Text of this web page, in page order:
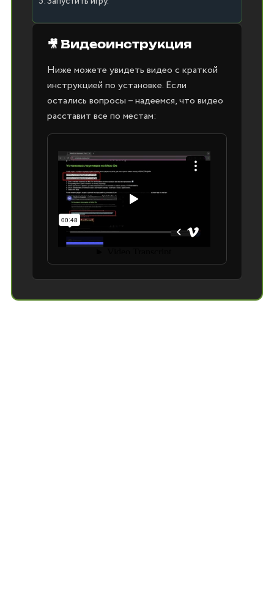
🎥 Видеоинструкция
Ниже можете увидеть видео с краткой
инструкцией по установке. Если
остались вопросы – надеемся, что видео
расставит все по местам: